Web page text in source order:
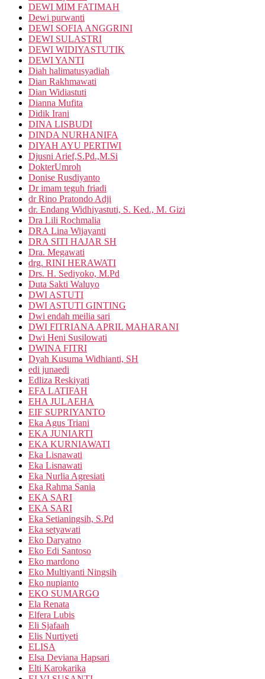
DEWI MIM FATIMAH
Dewi purwanti
DEWI SOFIA ANGGRINI
DEWI SULASTRI
DEWI WIDIYASTUTIK
DEWI YANTI
Diah halimatusyadiah
Dian Rakhmawati
Dian Widiastuti
Dianna Mufita
Didik Irani
DINA LISBUDI
DINDA NURHANIFA
DIYAH AYU PERTIWI
Djusni Arief,S.Pd.,M.Si
DokterUmroh
Donise Rusdiyanto
Dr imam teguh friadi
dr Rino Pratondo Adji
dr. Endang Widhiyastuti, S. Ked., M. Gizi
Dra Lili Rochmalia
DRA Lina Wijayanti
DRA SITI HAJAR SH
Dra. Megawati
drg. RINI HERAWATI
Drs. H. Sediyoko, M.Pd
Duta Sakti Waluyo
DWI ASTUTI
DWI ASTUTI GINTING
Dwi endah meilia sari
DWI FITRIANA APRIL MAHARANI
Dwi Heni Susilowati
DWINA FITRI
Dyah Kusuma Widhianti, SH
edi junaedi
Edliza Reskiyati
EFA LATIFAH
EHA JULAEHA
EIF SUPRIYANTO
Eka Agus Triani
EKA JUNIARTI
EKA KURNIAWATI
Eka Lisnawati
Eka Lisnawati
Eka Nurlia Agresiati
Eka Rahma Sania
EKA SARI
EKA SARI
Eka Setianingsih, S.Pd
Eka setyawati
Eko Daryatno
Eko Edi Santoso
Eko mardono
Eko Multiyanti Ningsih
Eko nupianto
EKO SUMARGO
Ela Renata
Elfera Lubis
Eli Sjafaah
Elis Nurtiyeti
ELISA
Elsa Deviana Hapsari
Elti Karokarika